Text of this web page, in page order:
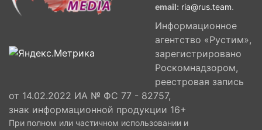
email: ria@rus.team.
Информационное
агентство «Рустим»,
зарегистрировано
Роскомнадзором,
реестровая запись
от 14.02.2022 ИА № ФС 77 - 82757,
знак информационной продукции 16+
При полном или частичном использовании и